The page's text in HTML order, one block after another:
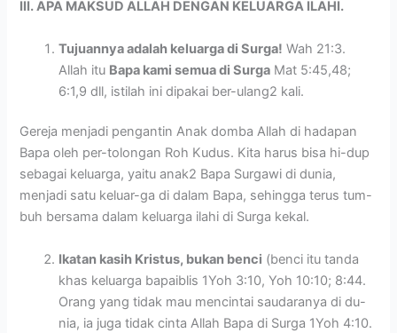
III. APA MAKSUD ALLAH DENGAN KELUARGA ILAHI.
Tujuannya adalah keluarga di Surga! Wah 21:3.
Allah itu Bapa kami semua di Surga Mat 5:45,48;
6:1,9 dll, istilah ini dipakai ber-ulang2 kali.
Gereja menjadi pengantin Anak domba Allah di hadapan
Bapa oleh per-tolongan Roh Kudus. Kita harus bisa hi-dup
sebagai keluarga, yaitu anak2 Bapa Surgawi di dunia,
menjadi satu keluar-ga di dalam Bapa, sehingga terus tum-
buh bersama dalam keluarga ilahi di Surga kekal.
Ikatan kasih Kristus, bukan benci (benci itu tanda
khas keluarga bapaiblis 1Yoh 3:10, Yoh 10:10; 8:44.
Orang yang tidak mau mencintai saudaranya di du-
nia, ia juga tidak cinta Allah Bapa di Surga 1Yoh 4:10.